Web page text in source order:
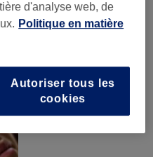
d'analyse web, de
Politique en matière
Autoriser tous les
cookies